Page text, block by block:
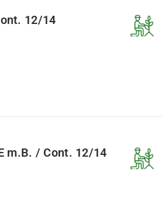
12/14
m.B. / Cont. 12/14